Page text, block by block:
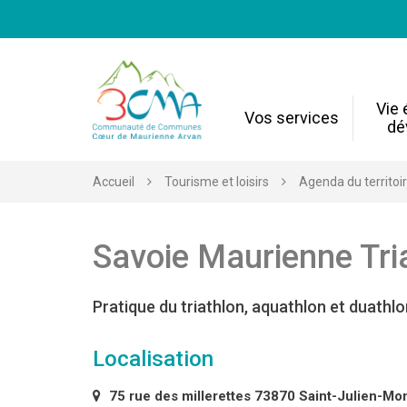
Vos services
Vie
Accueil Tourisme et loisirs Agenda du
Savoie Maurienne
Pratique du triathlon, aquathlon et
Localisation
75 rue des millerettes 73870 Saint-Julien-